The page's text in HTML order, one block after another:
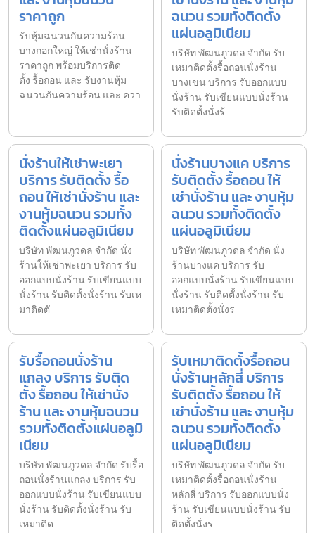
ราคาถูก
รับหุ้มฉนวนกันความร้อน
บางกอกใหญ่ ให้เช่านั่งร้าน
ราคาถูก พร้อมบริการติด
ตั้ง รื้อถอน และ รับงานหุ้ม
ฉนวนกันความร้อน และ ควา
ฉนวน รวมทั้งติดตั้ง
แผ่นอลูมิเนียม
บริษัท พัฒนภูวดล จำกัด รับ
เหมาติดตั้งรื้อถอนนั่งร้าน
บางเขน บริการ รับออกแบบ
นั่งร้าน รับเขียนแบบนั่งร้าน
รับติดตั้งนั่งร้
นั่งร้านให้เช่าพะเยา
บริการ รับติดตั้ง รื้อ
ถอน ให้เช่านั่งร้าน และ
งานหุ้มฉนวน รวมทั้ง
ติดตั้งแผ่นอลูมิเนียม
บริษัท พัฒนภูวดล จำกัด นั่ง
ร้านให้เช่าพะเยา บริการ รับ
ออกแบบนั่งร้าน รับเขียนแบบ
นั่งร้าน รับติดตั้งนั่งร้าน รับเห
มาติดตั
นั่งร้านบางแค บริการ
รับติดตั้ง รื้อถอน ให้
เช่านั่งร้าน และ งานหุ้ม
ฉนวน รวมทั้งติดตั้ง
แผ่นอลูมิเนียม
บริษัท พัฒนภูวดล จำกัด นั่ง
ร้านบางแค บริการ รับ
ออกแบบนั่งร้าน รับเขียนแบบ
นั่งร้าน รับติดตั้งนั่งร้าน รับ
เหมาติดตั้งนั่งร
รับรื้อถอนนั่งร้าน
แกลง บริการ รับติด
ตั้ง รื้อถอน ให้เช่านั่ง
ร้าน และ งานหุ้มฉนวน
รวมทั้งติดตั้งแผ่นอลูมิ
เนียม
บริษัท พัฒนภูวดล จำกัด รับรื้อ
ถอนนั่งร้านแกลง บริการ รับ
ออกแบบนั่งร้าน รับเขียนแบบ
นั่งร้าน รับติดตั้งนั่งร้าน รับ
เหมาติด
รับเหมาติดตั้งรื้อถอน
นั่งร้านหลักสี่ บริการ
รับติดตั้ง รื้อถอน ให้
เช่านั่งร้าน และ งานหุ้ม
ฉนวน รวมทั้งติดตั้ง
แผ่นอลูมิเนียม
บริษัท พัฒนภูวดล จำกัด รับ
เหมาติดตั้งรื้อถอนนั่งร้าน
หลักสี่ บริการ รับออกแบบนั่ง
ร้าน รับเขียนแบบนั่งร้าน รับ
ติดตั้งนั่งร